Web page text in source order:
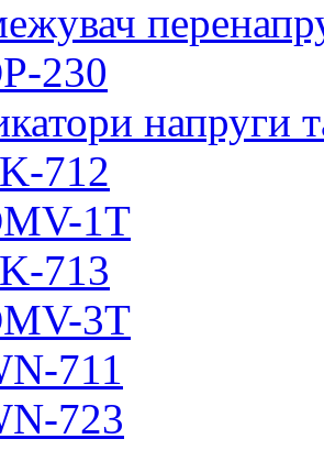
230
напруги
712
1T
713
3T
711
723